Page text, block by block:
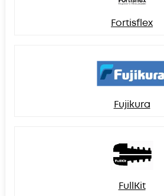
Fortisflex
Fujikura
FullKit